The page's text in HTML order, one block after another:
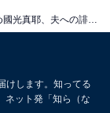
けします。知ってる
ネット発「知ら（な